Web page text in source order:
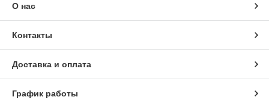
О нас
Контакты
Доставка и оплата
График работы